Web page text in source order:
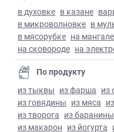
в духовке в казане
в микроволновке в
в мясорубке на мангале
на сковороде на
По продукту
из тыквы из фарша из
из говядины из мяса
из творога из баранины
из макарон из йогурта